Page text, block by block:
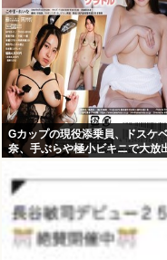
Gカップの現役添乗員、ドスケ
奈、手ぶらや極小ビキニで大放